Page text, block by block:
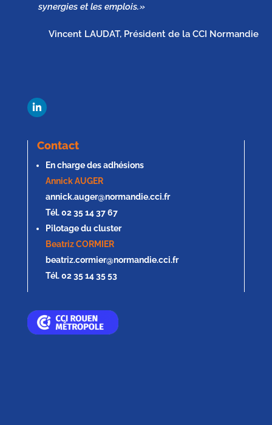
synergies et les emplois. »
Vincent LAUDAT, Président de la CCI Normandie
Contact
En charge des adhésions
Annick AUGER
annick.auger@normandie.cci.fr
Tél. 02 35 14 37 67
Pilotage du cluster
Beatriz CORMIER
beatriz.cormier@normandie.cci.fr
Tél. 02 35 14 35 53